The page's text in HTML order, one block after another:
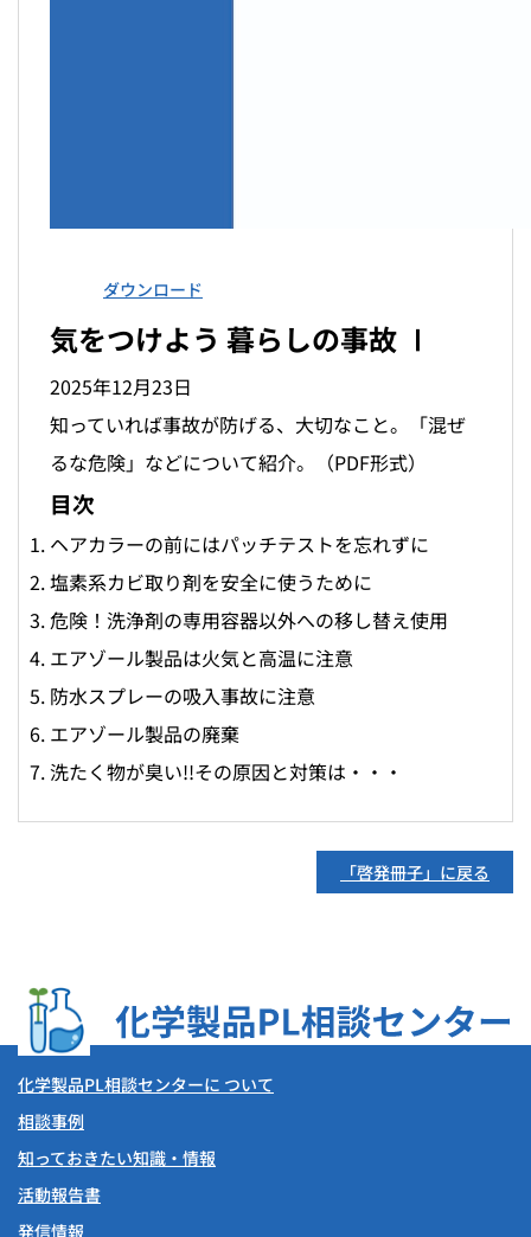
ダウンロード
気をつけよう 暮らしの事故 Ⅰ
2025年12月23日
知っていれば事故が防げる、大切なこと。「混ぜ
るな危険」などについて紹介。（PDF形式）
目次
ヘアカラーの前にはパッチテストを忘れずに
塩素系カビ取り剤を安全に使うために
危険！洗浄剤の専用容器以外への移し替え使用
エアゾール製品は火気と高温に注意
防水スプレーの吸入事故に注意
エアゾール製品の廃棄
洗たく物が臭い!!その原因と対策は・・・
「啓発冊子」に戻る
化学製品PL相談センターに ついて
相談事例
知っておきたい知識・情報
活動報告書
発信情報